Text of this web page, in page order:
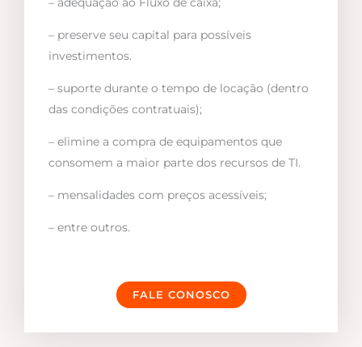
– preserve seu capital para possíveis
investimentos.
– suporte durante o tempo de locação (dentro
das condições contratuais);
– elimine a compra de equipamentos que
consomem a maior parte dos recursos de TI.
– mensalidades com preços acessíveis;
– entre outros.
FALE CONOSCO